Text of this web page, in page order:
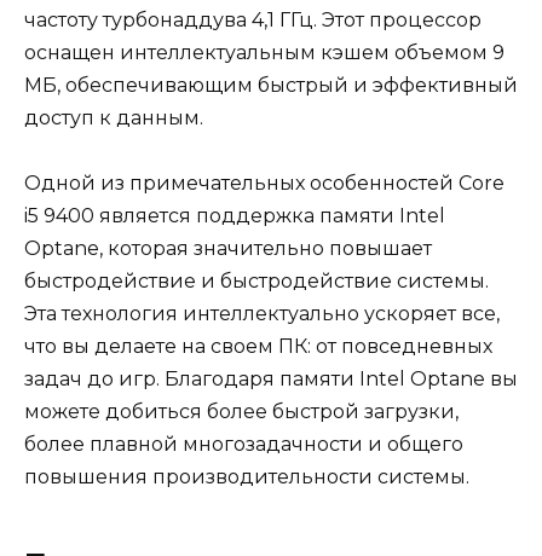
частоту турбонаддува 4,1 ГГц. Этот процессор
оснащен интеллектуальным кэшем объемом 9
МБ, обеспечивающим быстрый и эффективный
доступ к данным.
Одной из примечательных особенностей Core
i5 9400 является поддержка памяти Intel
Optane, которая значительно повышает
быстродействие и быстродействие системы.
Эта технология интеллектуально ускоряет все,
что вы делаете на своем ПК: от повседневных
задач до игр. Благодаря памяти Intel Optane вы
можете добиться более быстрой загрузки,
более плавной многозадачности и общего
повышения производительности системы.